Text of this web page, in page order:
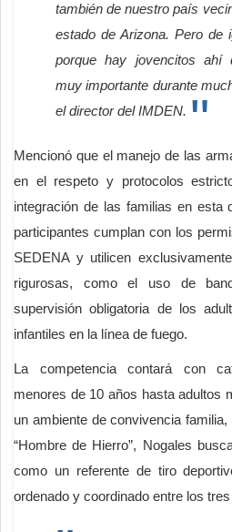
también de nuestro país
estado de Arizona. Pero de
porque hay jovencitos ahí
muy importante durante
el director del IMDEN.
Mencionó que el manejo de las
en el respeto y protocolos
integración de las familias en esta
participantes cumplan con los
SEDENA y utilicen
rigurosas, como el uso de
supervisión obligatoria de los
infantiles en la línea de fuego.
La competencia contará con
menores de 10 años hasta adultos
un ambiente de convivencia
“Hombre de Hierro”, Nogales
como un referente de tiro
ordenado y coordinado entre los